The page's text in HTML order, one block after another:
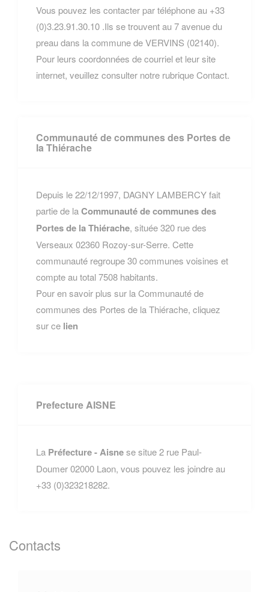
Vous pouvez les contacter par téléphone au +33
(0)3.23.91.30.10 .Ils se trouvent au 7 avenue du
preau dans la commune de VERVINS (02140).
Pour leurs coordonnées de courriel et leur site
internet, veuillez consulter notre rubrique Contact.
Communauté de communes des Portes de
la Thiérache
Depuis le 22/12/1997, DAGNY LAMBERCY fait
partie de laCommunauté de communes des
Portes de la Thiérache, située 320 rue des
Verseaux 02360 Rozoy-sur-Serre. Cette
communauté regroupe 30 communes voisines et
compte au total 7508 habitants.
Pour en savoir plus sur la Communauté de
communes des Portes de la Thiérache, cliquez
sur ce lien
Prefecture AISNE
La Préfecture - Aisnese situe 2 rue Paul-
Doumer 02000 Laon, vous pouvez les joindre au
+33 (0)323218282.
Contacts